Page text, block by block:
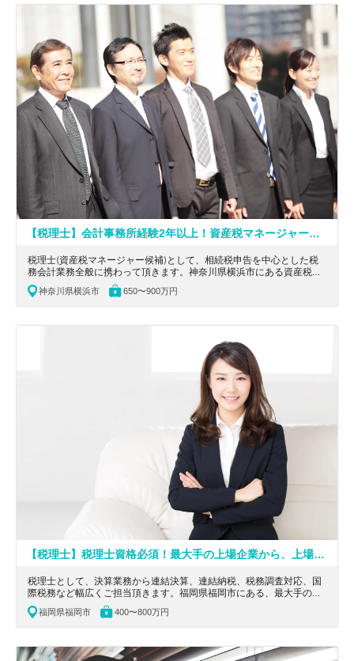
【税理士】会計事務所経験2年以上！資産税マネージャー候補募集、研修制度充実で確かな実力が身につく税理士法人
税理士(資産税マネージャー候補)として、相続税申告を中心とした税
務会計業務全般に携わって頂きます。神奈川県横浜市にある資産税マ
ネージャー候補募集、研修制度充実で確かな実力が身につく税理士法
人の求人です。
神奈川県横浜市 650〜900万円
【税理士】税理士資格必須！最大手の上場企業から、上場を目指す成長企業まで幅広く担当出来るコンサルティング会社
税理士として、決算業務から連結決算、連結納税、税務調査対応、国
際税務など幅広くご担当頂きます。福岡県福岡市にある、最大手の上
場企業から、上場を目指す成長企業まで幅広く担当出来るコンサルテ
ィング会社の求人です。
福岡県福岡市 400〜800万円